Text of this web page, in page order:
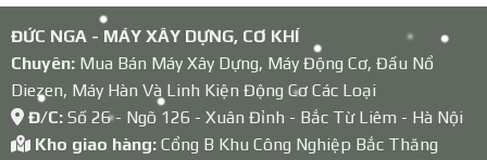
ĐỨC NGA - MÁY XÂY DỰNG, CƠ KHÍ
Chuyên:Mua Bán Máy Xây Dựng, Máy Động Cơ, Đầu Nổ
Diezen, Máy Hàn Và Linh Kiện Động Cơ Các Loại
Đ/C: Số 26 - Ngõ 126 - Xuân Đỉnh - Bắc Từ Liêm - Hà Nội
Kho giao hàng: Cổng B Khu Công Nghiệp Bắc Thăng